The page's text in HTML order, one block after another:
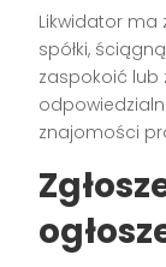
Likwidator
spółki,
zaspokoić lub
znajomości